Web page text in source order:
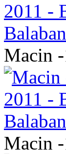
Macin
Macin